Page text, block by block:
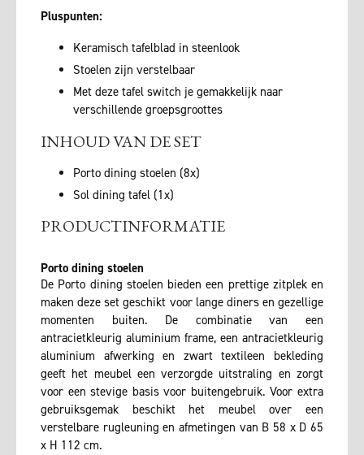
Pluspunten:
Keramisch tafelblad in steenlook
Stoelen zijn verstelbaar
Met deze tafel switch je gemakkelijk naar
verschillende groepsgroottes
INHOUD VAN DE SET
Porto dining stoelen (8x)
Sol dining tafel (1x)
PRODUCTINFORMATIE
Porto dining stoelen
De Porto dining stoelen bieden een prettige zitplek en
maken deze set geschikt voor lange diners en gezellige
momenten buiten. De combinatie van een
antracietkleurig aluminium frame, een antracietkleurig
aluminium afwerking en zwart textileen bekleding
geeft het meubel een verzorgde uitstraling en zorgt
voor een stevige basis voor buitengebruik. Voor extra
gebruiksgemak beschikt het meubel over een
verstelbare rugleuning en afmetingen van B 58 x D 65
x H 112 cm.